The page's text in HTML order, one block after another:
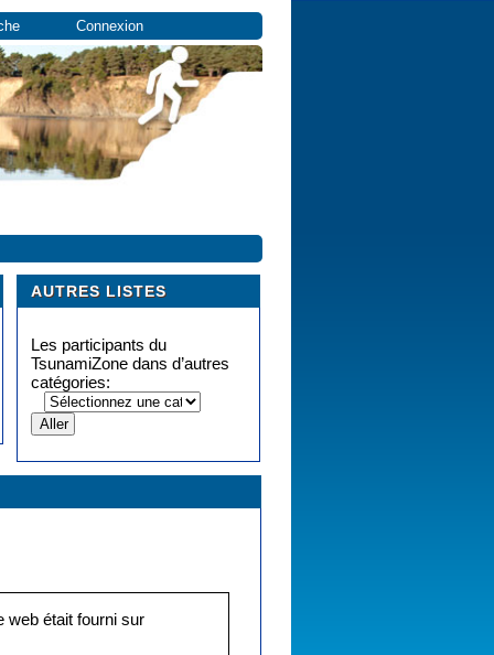
Connexion
AUTRES LISTES
Les participants du
TsunamiZone dans d’autres
catégories:
web était fourni sur